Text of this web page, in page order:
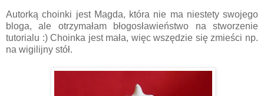
Autorką choinki jest Magda, która nie ma niestety swojego
bloga, ale otrzymałam błogosławieństwo na stworzenie
tutorialu :) Choinka jest mała, więc wszędzie się zmieści np.
na wigilijny stół.